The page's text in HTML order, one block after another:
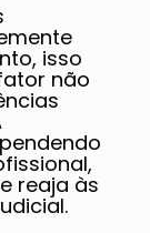
isso
não
reaja às